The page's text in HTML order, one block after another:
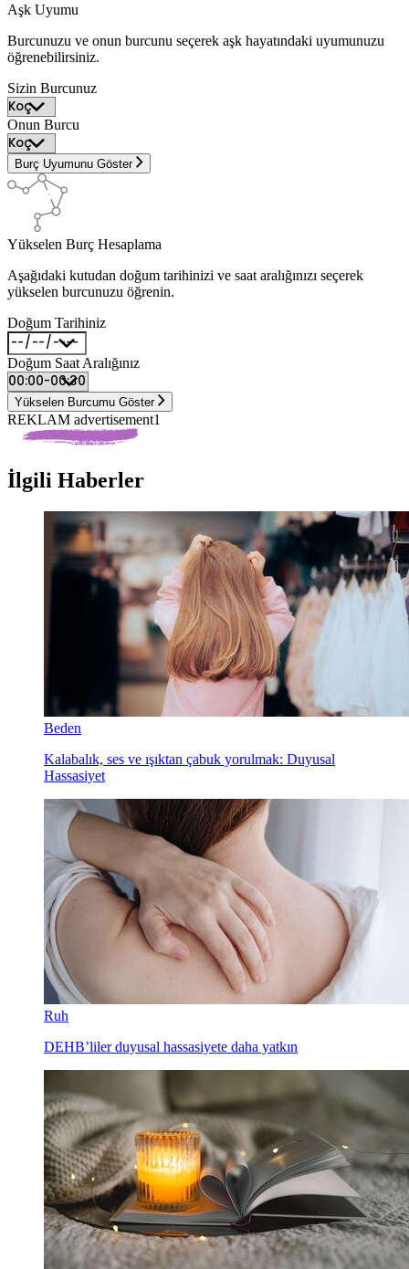
Aşk Uyumu
Burcunuzu ve onun burcunu seçerek aşk hayatındaki uyumunuzu
öğrenebilirsiniz.
Sizin Burcunuz
Onun Burcu
Burç Uyumunu Göster
Yükselen Burç Hesaplama
Aşağıdaki kutudan doğum tarihinizi ve saat aralığınızı seçerek
yükselen burcunuzu öğrenin.
Doğum Tarihiniz
Doğum Saat Aralığınız
Yükselen Burcumu Göster
REKLAM advertisement1
İlgili Haberler
Beden
Kalabalık, ses ve ışıktan çabuk yorulmak: Duyusal
Hassasiyet
Ruh
DEHB’liler duyusal hassasiyete daha yatkın